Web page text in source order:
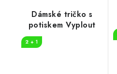
Dámské tričko s
potiskem Vyplout
2 + 1